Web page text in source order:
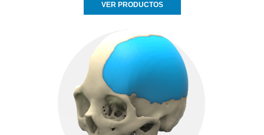
VER PRODUCTOS